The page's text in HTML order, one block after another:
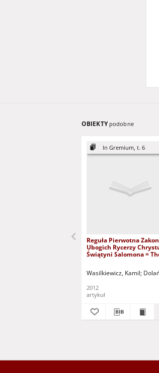
OBIEKTY podobne
In Gremium, t. 6
Reguła Pierwotna
Ubogich Rycerzy
Świątyni Salomona =
Temple of Solomon
Wasilkiewicz, Kamil
2012
artykuł